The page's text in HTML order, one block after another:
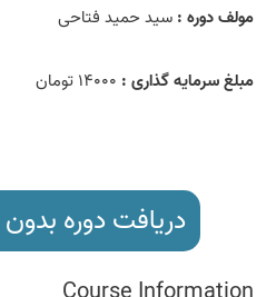
مولف دوره : سید حمید فتاحی
مبلغ سرمایه گذاری :
دریافت دوره